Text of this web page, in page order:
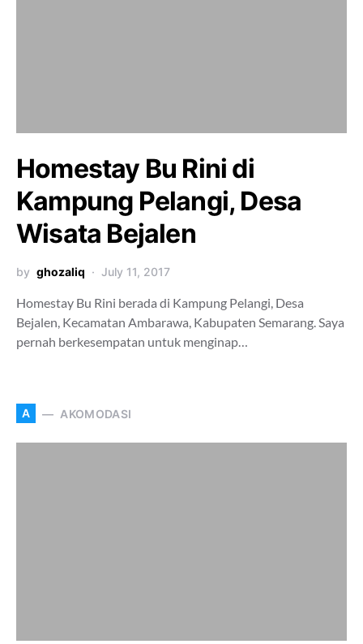
Homestay Bu Rini di
Kampung Pelangi, Desa
Wisata Bejalen
by ghozaliq July 11, 2017
Homestay Bu Rini berada di Kampung Pelangi, Desa
Bejalen, Kecamatan Ambarawa, Kabupaten Semarang. Saya
pernah berkesempatan untuk menginap…
A AKOMODASI